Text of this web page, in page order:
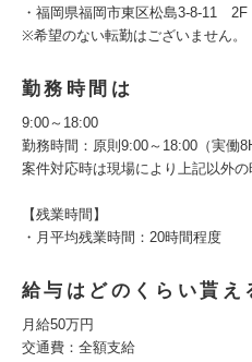
・福岡県福岡市東区松島3-8-11 2F
※希望のない転勤はございません。
勤務時間は
9:00～18:00
勤務時間：原則9:00～18:00（実働
案件対応時は現場により上記以外の
【残業時間】
・月平均残業時間：20時間程度
給与はどのくらい貰え
月給50万円
交通費：全額支給